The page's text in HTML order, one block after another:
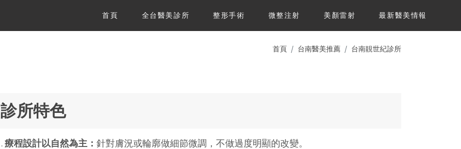
首頁 全台醫美診所 整形手術 微整注射 美顏雷射 最新醫美情報
首頁 台南醫美推薦 台南靚世紀診所
診所特色
療程設計以自然為主： 針對膚況或輪廓做細節微調，不做過度明顯的改變。